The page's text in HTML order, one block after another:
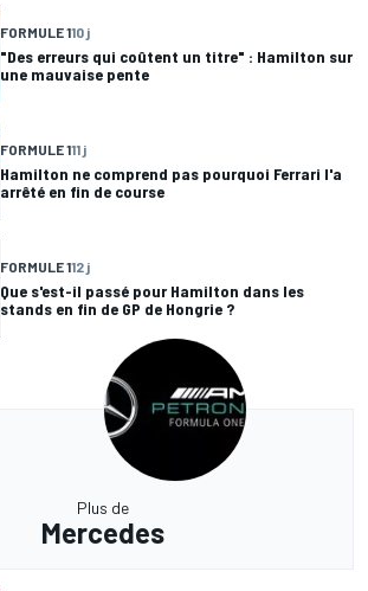
FORMULE 110 j
"Des erreurs qui coûtent un titre" : Hamilton sur
une mauvaise pente
FORMULE 111 j
Hamilton ne comprend pas pourquoi Ferrari l'a
arrêté en fin de course
FORMULE 112 j
Que s'est-il passé pour Hamilton dans les
stands en fin de GP de Hongrie ?
Plus de
Mercedes